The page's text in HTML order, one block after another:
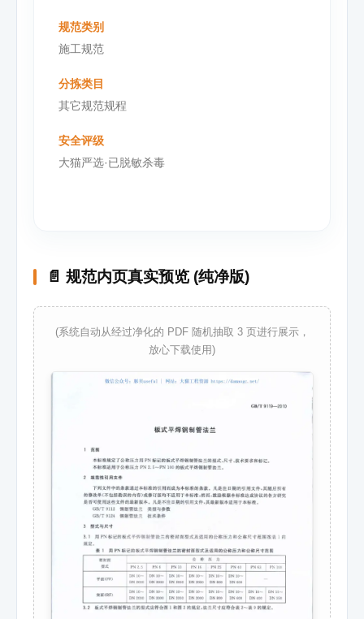
规范类别
施工规范
分拣类目
其它规范规程
安全评级
大猫严选·已脱敏杀毒
📄 规范内页真实预览 (纯净版)
(系统自动从经过净化的 PDF 随机抽取 3 页进行展示，
放心下载使用)